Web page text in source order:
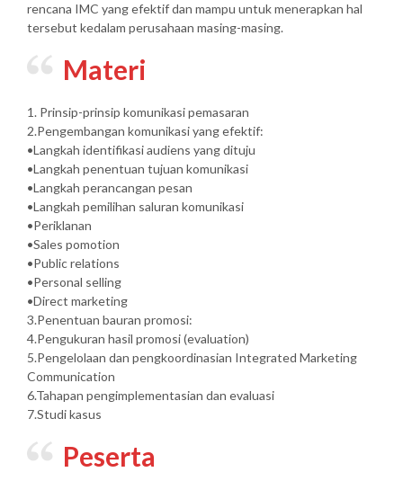
rencana IMC yang efektif dan mampu untuk menerapkan hal
tersebut kedalam perusahaan masing-masing.
Materi
1. Prinsip-prinsip komunikasi pemasaran
2.Pengembangan komunikasi yang efektif:
•Langkah identifikasi audiens yang dituju
•Langkah penentuan tujuan komunikasi
•Langkah perancangan pesan
•Langkah pemilihan saluran komunikasi
•Periklanan
•Sales pomotion
•Public relations
•Personal selling
•Direct marketing
3.Penentuan bauran promosi:
4.Pengukuran hasil promosi (evaluation)
5.Pengelolaan dan pengkoordinasian Integrated Marketing
Communication
6.Tahapan pengimplementasian dan evaluasi
7.Studi kasus
Peserta